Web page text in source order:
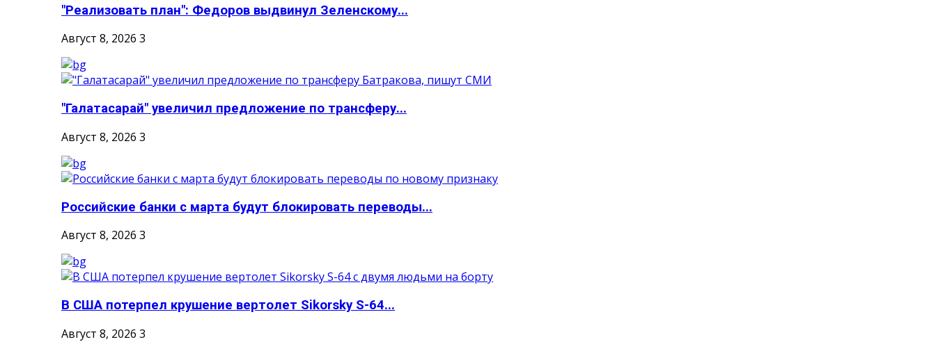
"Реализовать план": Федоров выдвинул Зеленскому...
Август 8, 2026 3
"Галатасарай" увеличил предложение по трансферу...
Август 8, 2026 3
Российские банки с марта будут блокировать переводы...
Август 8, 2026 3
В США потерпел крушение вертолет Sikorsky S-64...
Август 8, 2026 3